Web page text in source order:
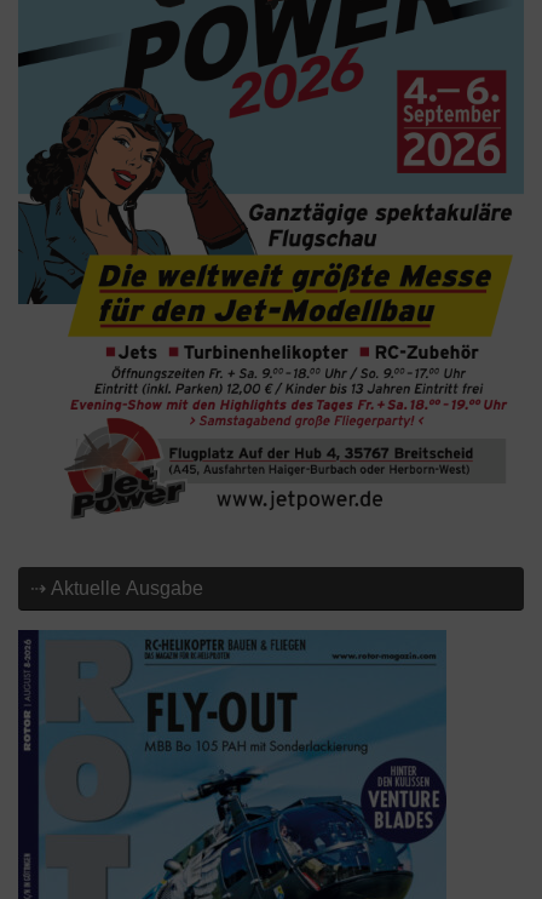
⇢ Aktuelle Ausgabe